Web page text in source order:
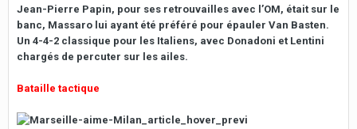
Jean-Pierre Papin, pour ses retrouvailles avec l’OM, était sur le
banc, Massaro lui ayant été préféré pour épauler Van Basten.
Un 4-4-2 classique pour les Italiens, avec Donadoni et Lentini
chargés de percuter sur les ailes.
Bataille tactique